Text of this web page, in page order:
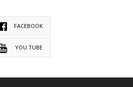
FACEBOOK
YOU TUBE